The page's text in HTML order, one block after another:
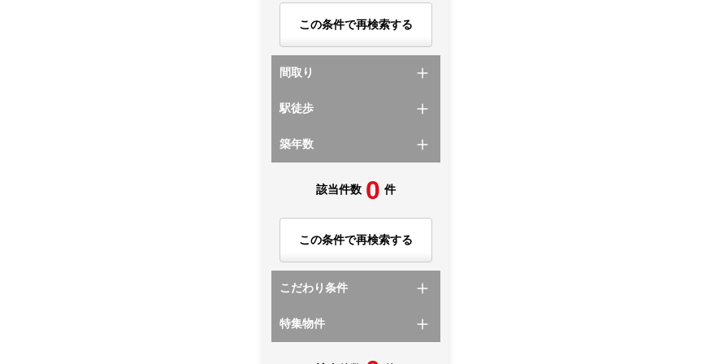
この条件で再検索する
間取り
駅徒歩
築年数
該当件数 0 件
この条件で再検索する
こだわり条件
特集物件